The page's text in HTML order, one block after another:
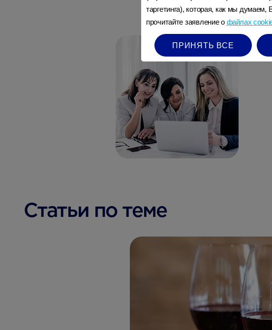
Статьи по теме
таргетинга), которая, как мы
прочитайте заявление о файлах
ПРИНЯТЬ ВСЕ